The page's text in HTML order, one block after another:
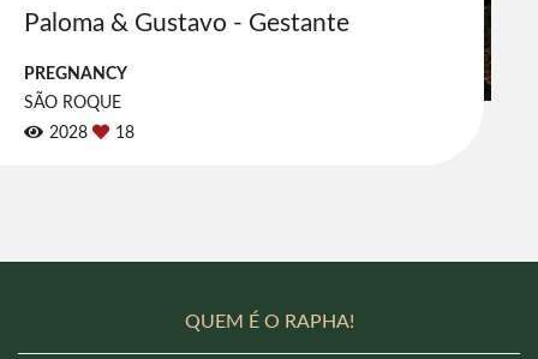
Paloma & Gustavo - Gestante
PREGNANCY
SÃO ROQUE
2028
18
QUEM É O RAPHA!